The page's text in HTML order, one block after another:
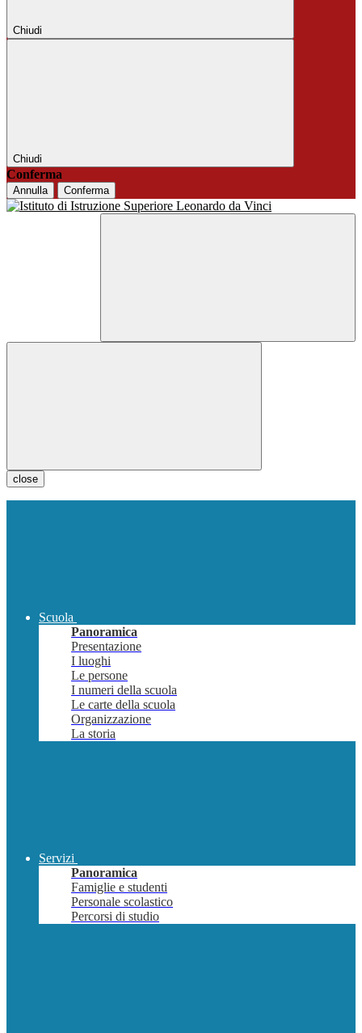
Chiudi
Chiudi
Conferma
Annulla Conferma
close
Scuola
Panoramica
Presentazione
I luoghi
Le persone
I numeri della scuola
Le carte della scuola
Organizzazione
La storia
Servizi
Panoramica
Famiglie e studenti
Personale scolastico
Percorsi di studio